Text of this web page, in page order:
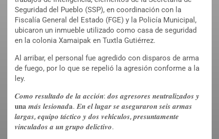
Seguridad del Pueblo (SSP), en coordinación con la
Fiscalía General del Estado (FGE) y la Policía Municipal,
ubicaron un inmueble utilizado como casa de seguridad
en la colonia Xamaipak en Tuxtla Gutiérrez.
Al arribar, el personal fue agredido con disparos de arma
de fuego, por lo que se repelió la agresión conforme a la
ley.
𝑪𝒐𝒎𝒐 𝒓𝒆𝒔𝒖𝒍𝒕𝒂𝒅𝒐 𝒅𝒆 𝒍𝒂 𝒂𝒄𝒄𝒊𝒐́𝒏: 𝒅𝒐𝒔 𝒂𝒈𝒓𝒆𝒔𝒐𝒓𝒆𝒔 𝒏𝒆𝒖𝒕𝒓𝒂𝒍𝒊𝒛𝒂𝒅𝒐𝒔 𝒚
𝐮𝐧𝐚 𝒎𝒂́𝒔 𝒍𝒆𝒔𝒊𝒐𝒏𝒂𝒅𝐚. 𝑬𝒏 𝒆𝒍 𝒍𝒖𝒈𝒂𝒓 𝒔𝒆 𝒂𝒔𝒆𝒈𝒖𝒓𝒂𝒓𝒐𝒏 𝒔𝒆𝒊𝒔 𝒂𝒓𝒎𝒂𝒔
𝒍𝒂𝒓𝒈𝒂𝒔, 𝒆𝒒𝒖𝒊𝒑𝒐 𝒕𝒂́𝒄𝒕𝒊𝒄𝒐 𝒚 𝒅𝒐𝒔 𝒗𝒆𝒉𝒊́𝒄𝒖𝒍𝒐𝒔, 𝒑𝒓𝒆𝒔𝒖𝒏𝒕𝒂𝒎𝒆𝒏𝒕𝒆
𝒗𝒊𝒏𝒄𝒖𝒍𝒂𝒅𝒐𝒔 𝒂 𝒖𝒏 𝒈𝒓𝒖𝒑𝒐 𝒅𝒆𝒍𝒊𝒄𝒕𝒊𝒗𝒐.